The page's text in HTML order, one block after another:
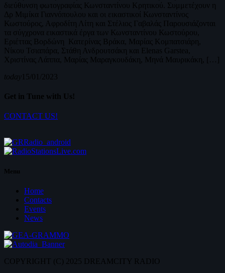
διεύθυνση φωτογραφίας Κωνσταντίνου Κρητικού. Συμμετέχουν η
Δρ Μιμίκα Γιαννόπουλου και οι εικαστικοί Κωνσταντίνος
Κωστούρος, Αφροδίτη Λίτη και Στέλιος Γαβαλάς Παρουσιάζονται
τα σύγχρονα εικαστικά έργα των Κωνσταντίνου Κωστούρου,
Εριέττας Βορδώνη Κατερίνας Βράκα, Μαρίας Κομπατσιάρη,
Νίκου Τσιαπάρα, Στάθη Ανδρουτσάκη και Elenas Garstea,
Χριστίνας Λάππα, Μαρίας Μαραγκουδάκη, Μηνά Μαυρικάκη, […]
today 15/01/2023
Get in Tune with Us!
CONTACT US!
Menu
Home
Contacts
Events
News
COPYRIGHT (C) 2025 DREAMCITY RADIO